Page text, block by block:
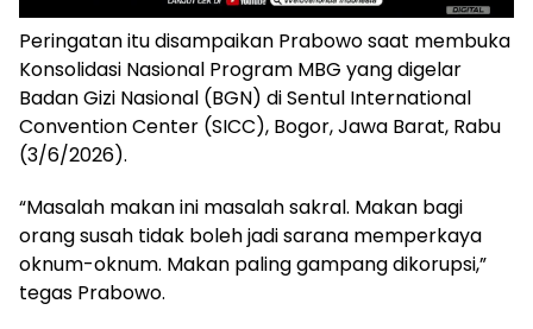
Peringatan itu disampaikan Prabowo saat membuka
Konsolidasi Nasional Program MBG yang digelar
Badan Gizi Nasional (BGN) di Sentul International
Convention Center (SICC), Bogor, Jawa Barat, Rabu
(3/6/2026).
“Masalah makan ini masalah sakral. Makan bagi
orang susah tidak boleh jadi sarana memperkaya
oknum-oknum. Makan paling gampang dikorupsi,”
tegas Prabowo.